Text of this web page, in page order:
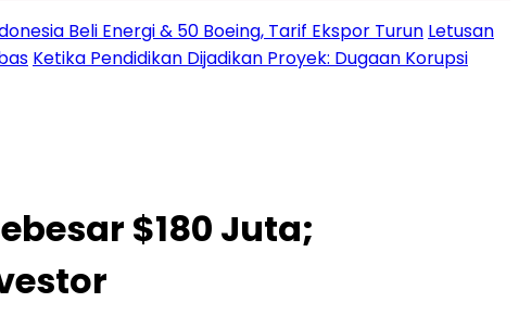
Beli Energi & 50 Boeing, Tarif Ekspor Turun Letusan
Ketika Pendidikan Dijadikan Proyek: Dugaan Korupsi
$180 Juta;